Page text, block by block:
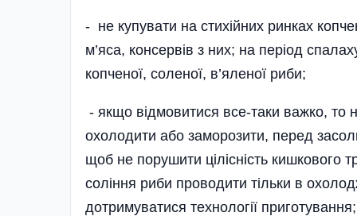
- не купувати на стихійних ринках
м’яса, консервів з них; на період
копченої, соленої, в’яленої риби;
- якщо відмовитися все-таки важко, то
охолодити або заморозити, перед
щоб не порушити цілісність кишкового
соління риби проводити тільки в
дотримуватися технології